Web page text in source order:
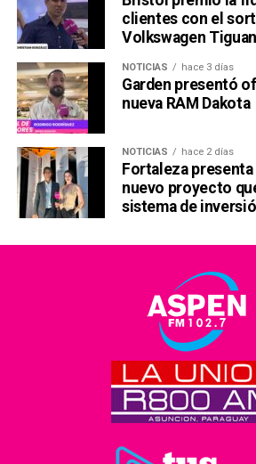
clientes con el
Volkswagen
NOTICIAS hace 3 días
Garden presentó
nueva RAM Dakota
NOTICIAS hace 2 días
Fortaleza
nuevo proyecto
sistema de